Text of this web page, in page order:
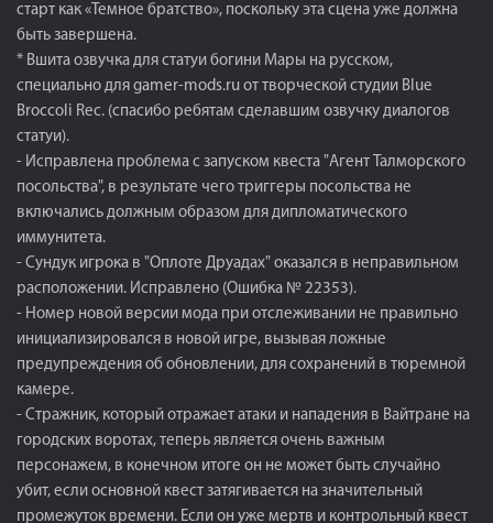
старт как «Темное братство», поскольку эта сцена уже должна
быть завершена.
* Вшита озвучка для статуи богини Мары на русском,
специально для gamer-mods.ru от творческой студии Blue
Broccoli Rec. (спасибо ребятам сделавшим озвучку диалогов
статуи).
- Исправлена проблема с запуском квеста "Агент Талморского
посольства", в результате чего триггеры посольства не
включались должным образом для дипломатического
иммунитета.
- Сундук игрока в "Оплоте Друадах" оказался в неправильном
расположении. Исправлено (Ошибка № 22353).
- Номер новой версии мода при отслеживании не правильно
инициализировался в новой игре, вызывая ложные
предупреждения об обновлении, для сохранений в тюремной
камере.
- Стражник, который отражает атаки и нападения в Вайтране на
городских воротах, теперь является очень важным
персонажем, в конечном итоге он не может быть случайно
убит, если основной квест затягивается на значительный
промежуток времени. Если он уже мертв и контрольный квест